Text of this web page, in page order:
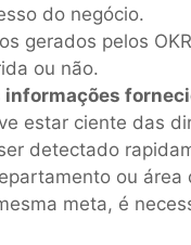
do negócio.
gerados pelos
ou não.
estar ciente das
detectado
ou
meta, é